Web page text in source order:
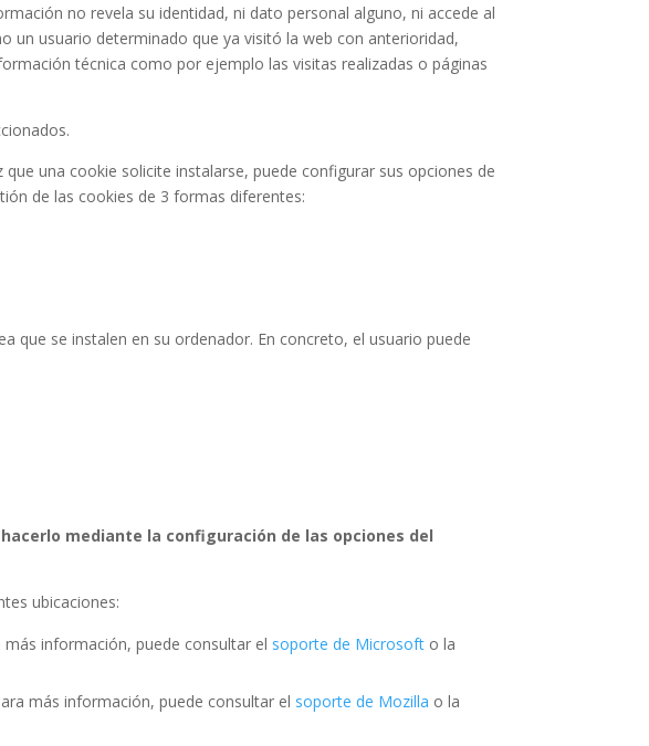
no revela su identidad, ni dato personal alguno, ni accede al
un usuario determinado que ya visitó la web con anterioridad,
técnica como por ejemplo las visitas realizadas o páginas
una cookie solicite instalarse, puede configurar sus opciones de
de las cookies de 3 formas diferentes:
que se instalen en su ordenador. En concreto, el usuario puede
mediante la configuración de las opciones del
ubicaciones:
información, puede consultar el soporte de Microsoft o la
más información, puede consultar el soporte de Mozilla o la